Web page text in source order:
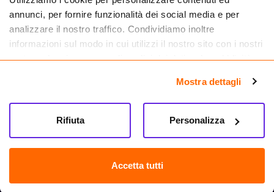
annunci, per fornire funzionalità dei social media e per
analizzare il nostro traffico. Condividiamo inoltre
informazioni sul modo in cui utilizzi il nostro sito con i nostri
partner che si occupano di analisi dei dati web, pubblicità e
informazioni che hai fornito loro o che hanno raccolto dal
tuo utilizzo dei loro servizi.
Mostra dettagli
Accetta tutti
Personalizza
Rifiuta
Farma.it S.a.s. P. IVA 07417261216 REA: NA-884088